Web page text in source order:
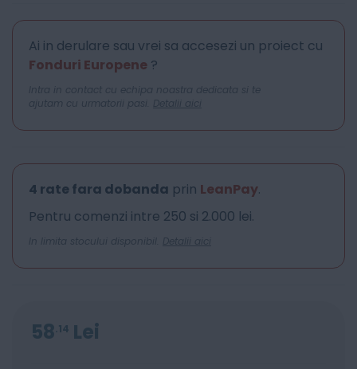
Ai in derulare sau vrei sa accesezi un proiect cu
Fonduri Europene ?
Intra in contact cu echipa noastra dedicata si te
ajutam cu urmatorii pasi. Detalii aici
4 rate fara dobanda prin LeanPay.
Pentru comenzi intre 250 si 2.000 lei.
In limita stocului disponibil. Detalii aici
58 14 Lei